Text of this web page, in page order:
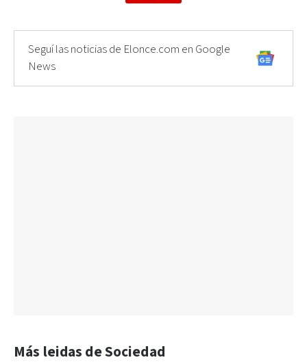
Seguí las noticias de Elonce.com en Google
News
Más leidas de Sociedad